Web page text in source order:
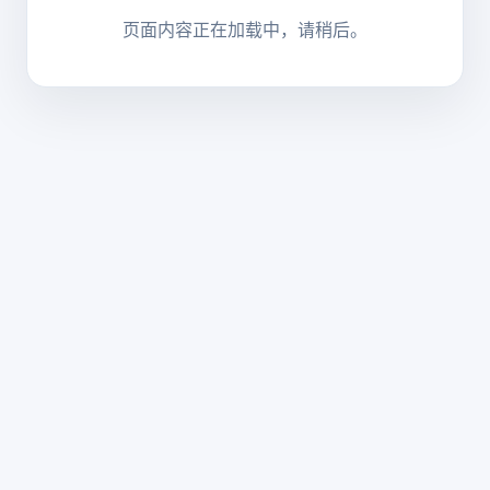
页面内容正在加载中，请稍后。